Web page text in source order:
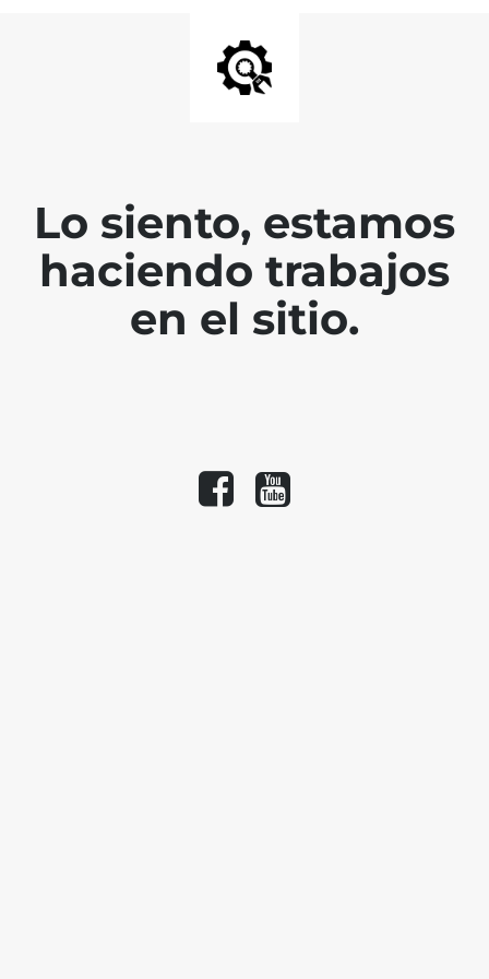
Lo siento, estamos
haciendo trabajos
en el sitio.